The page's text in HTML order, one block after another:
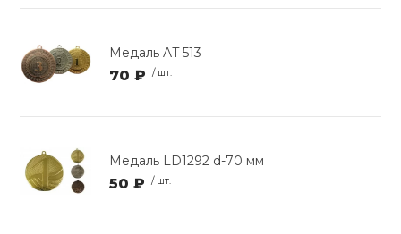
Медаль AT 513
70 ₽ / шт.
Медаль LD1292 d-70 мм
50 ₽ / шт.